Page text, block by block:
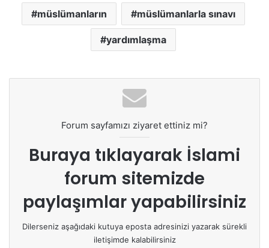
müslümanların müslümanlarla sınavı
yardımlaşma
Forum sayfamızı ziyaret ettiniz mi?
Buraya tıklayarak İslami
forum sitemizde
paylaşımlar yapabilirsiniz
Dilerseniz aşağıdaki kutuya eposta adresinizi yazarak sürekli
iletişimde kalabilirsiniz